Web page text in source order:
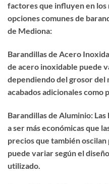
factores que influyen en los
opciones comunes de
de Mediona:
Barandillas de Acero
de acero inoxidable puede
dependiendo del grosor del
acabados adicionales como
Barandillas de Aluminio:
a ser más económicas que
precios que también
puede variar según el
utilizado.